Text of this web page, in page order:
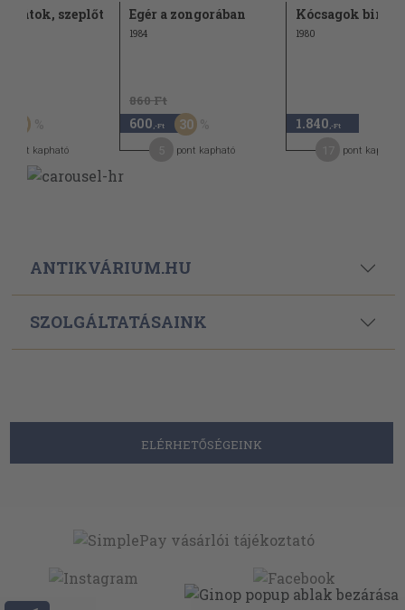
látok, szeplőt
50
pont kapható
Egér a zongorában
1984
860 Ft
600 ,-Ft 30
pont kapható
Kócsagok
1980
1.840 ,-Ft
pont kapható
ANTIKVÁRIUM.HU
SZOLGÁLTATÁSAINK
ELÉRHETŐSÉGEINK